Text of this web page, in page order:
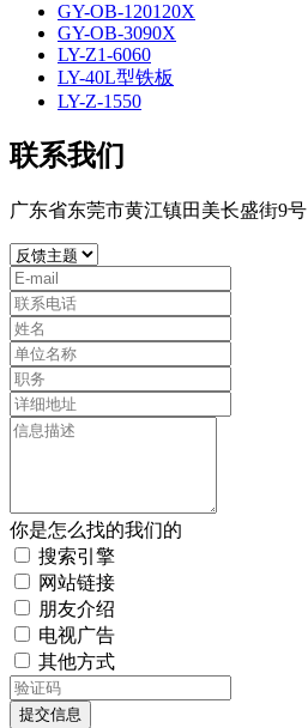
GY-OB-120120X
GY-OB-3090X
LY-Z1-6060
LY-40L型铁板
LY-Z-1550
联系我们
广东省东莞市黄江镇田美长盛街9号
你是怎么找的我们的
搜索引擎
网站链接
朋友介绍
电视广告
其他方式
提交信息